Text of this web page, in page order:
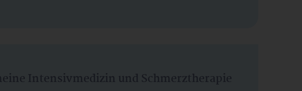
Intensivmedizin und Schmerztherapie